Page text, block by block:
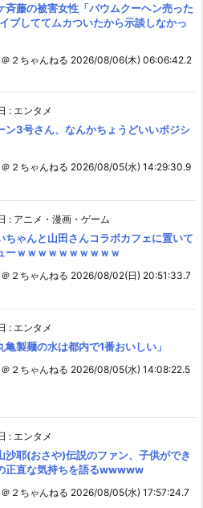
斉藤の被害女性「バウムクーヘン売った
ブしててムカついたから示談しなかっ
＠２ちゃんねる 2026/08/06(木) 06:06:42.2
: エンタメ
ン3号さん、なんかちょうどいいポジシ
＠２ちゃんねる 2026/08/05(水) 14:29:30.9
: アニメ・漫画・ゲーム
ちゃんと山田さんコラボカフェに置いて
ーｗｗｗｗｗｗｗｗｗｗ
＠２ちゃんねる 2026/08/02(日) 20:51:33.7
: エンタメ
亀製麺の水は都内で1番おいしい」
＠２ちゃんねる 2026/08/05(水) 14:08:22.5
: エンタメ
沙耶(おさや)伝説のファン、子供ができ
正直な気持ちを語るwwwww
２ちゃんねる 2026/08/05(水) 17:57:24.7